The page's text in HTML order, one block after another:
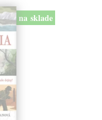
na sklade